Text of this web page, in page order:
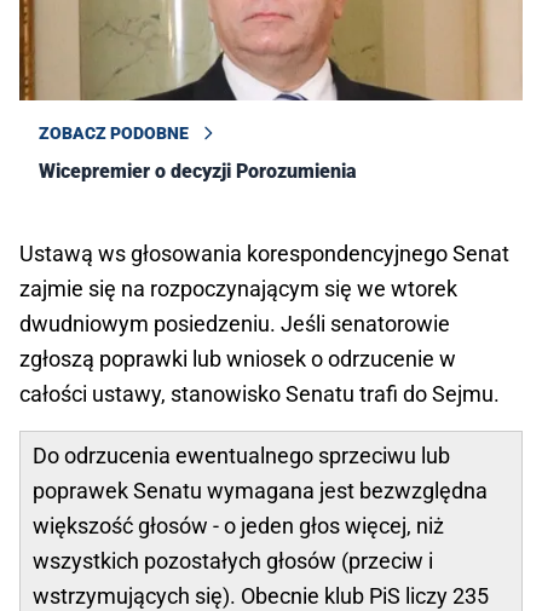
ZOBACZ PODOBNE
Wicepremier o decyzji Porozumienia
Ustawą ws głosowania korespondencyjnego Senat
zajmie się na rozpoczynającym się we wtorek
dwudniowym posiedzeniu. Jeśli senatorowie
zgłoszą poprawki lub wniosek o odrzucenie w
całości ustawy, stanowisko Senatu trafi do Sejmu.
Do odrzucenia ewentualnego sprzeciwu lub
poprawek Senatu wymagana jest bezwzględna
większość głosów - o jeden głos więcej, niż
wszystkich pozostałych głosów (przeciw i
wstrzymujących się). Obecnie klub PiS liczy 235